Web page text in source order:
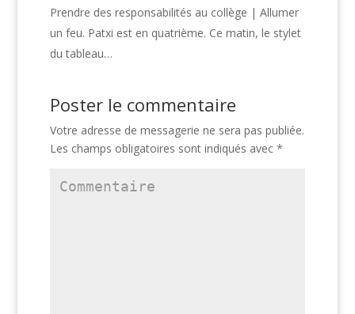
Prendre des responsabilités au collège | Allumer
un feu. Patxi est en quatrième. Ce matin, le stylet
du tableau…
Poster le commentaire
Votre adresse de messagerie ne sera pas publiée.
Les champs obligatoires sont indiqués avec *